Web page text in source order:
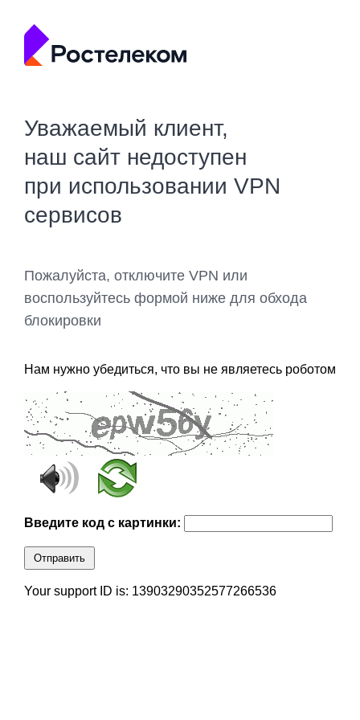
Уважаемый клиент,
наш сайт недоступен
при использовании VPN
сервисов
Пожалуйста, отключите VPN или
воспользуйтесь формой ниже для обхода
блокировки
Нам нужно убедиться, что вы не являетесь роботом
Введите код с картинки:
Отправить
Your support ID is: 13903290352577266536